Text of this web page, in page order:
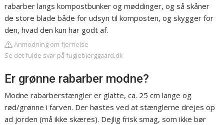
rabarber langs kompostbunker og møddinger, og så skåner
de store blade både for udsyn til komposten, og skygger for
den, hvad den kun har godt af.
Anmodning om fjernelse
Se det fulde svar på fuglebjerggaard.dk
Er grønne rabarber modne?
Modne rabarberstængler er glatte, ca. 25 cm lange og
rød/grønne i farven. Der høstes ved at stænglerne drejes op
ad jorden (må ikke skæres). Dejlig frisk smag, som ikke bør